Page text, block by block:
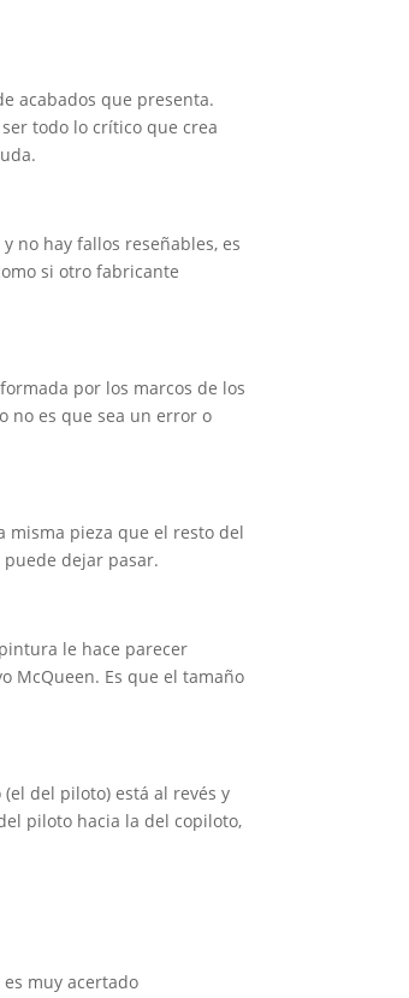
acabados que presenta.
todo lo crítico que crea
no hay fallos reseñables, es
si otro fabricante
por los marcos de los
no es que sea un error o
misma pieza que el resto del
dejar pasar.
le hace parecer
McQueen. Es que el tamaño
del piloto) está al revés y
piloto hacia la del copiloto,
muy acertado